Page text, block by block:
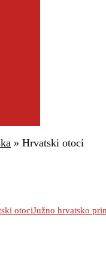
» Hrvatski otoci
otociJužno hrvatsko